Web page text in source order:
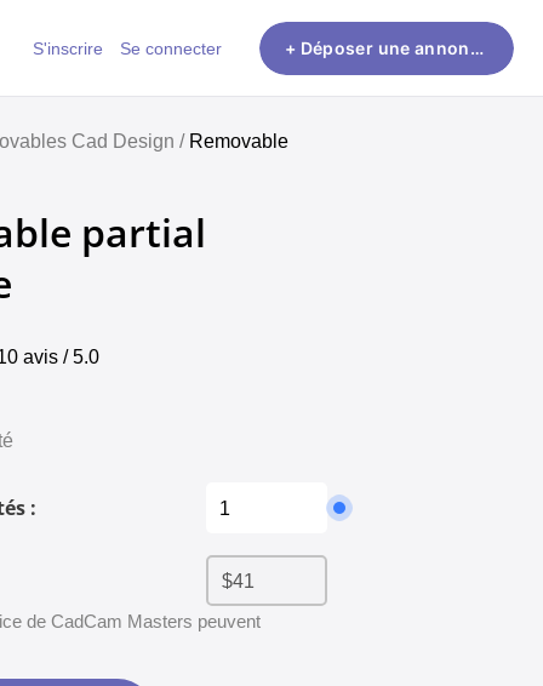
S'inscrire Se connecter + Déposer une annonce
Cad Design /Removable
partial
avis / 5.0
:
de CadCam Masters peuvent